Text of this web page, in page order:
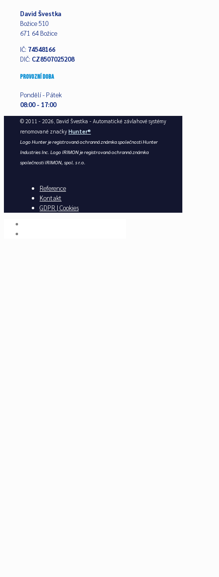
David Švestka
Božice 510
671 64 Božice
IČ: 74548166
DIČ: CZ8507025208
provozní doba
Pondělí - Pátek
08:00 - 17:00
© 2011 - 2026, David Švestka - Automatické závlahové systémy
renomované značky Hunter®
Logo Hunter je registrovaná ochranná známka společnosti Hunter
Industries Inc. Logo IRIMON je registrovaná ochranná známka
společnosti IRIMON, spol. s r.o.
Reference
Kontakt
GDPR | Cookies